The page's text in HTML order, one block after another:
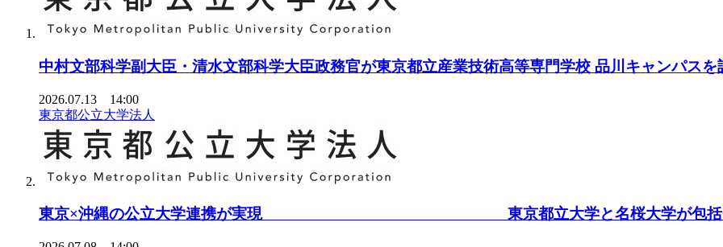
中村文部科学副大臣・清水文部科学大臣政務官が東京都立産業技術高等専門学校 品川キャンパスを
2026.07.13 14:00
東京都公立大学法人
東京×沖縄の公立大学連携が実現 東京都立大学と名桜大学が包括的連